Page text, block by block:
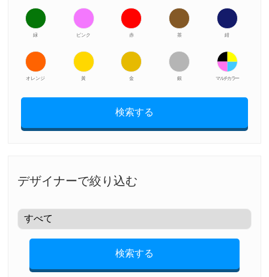
緑 ピンク 赤 茶 紺
オレンジ 黃 金 銀 マルチカラー
検索する
デザイナーで絞り込む
検索する